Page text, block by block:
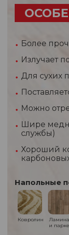
Более
Излучает
Для сухих
Можно
Шире
службы)
Хороший
Напольные
Ковролин
и